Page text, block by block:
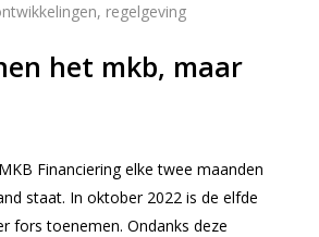
regelgeving
het mkb, maar
Financiering elke twee maanden
staat. In oktober 2022 is de elfde
fors toenemen. Ondanks deze